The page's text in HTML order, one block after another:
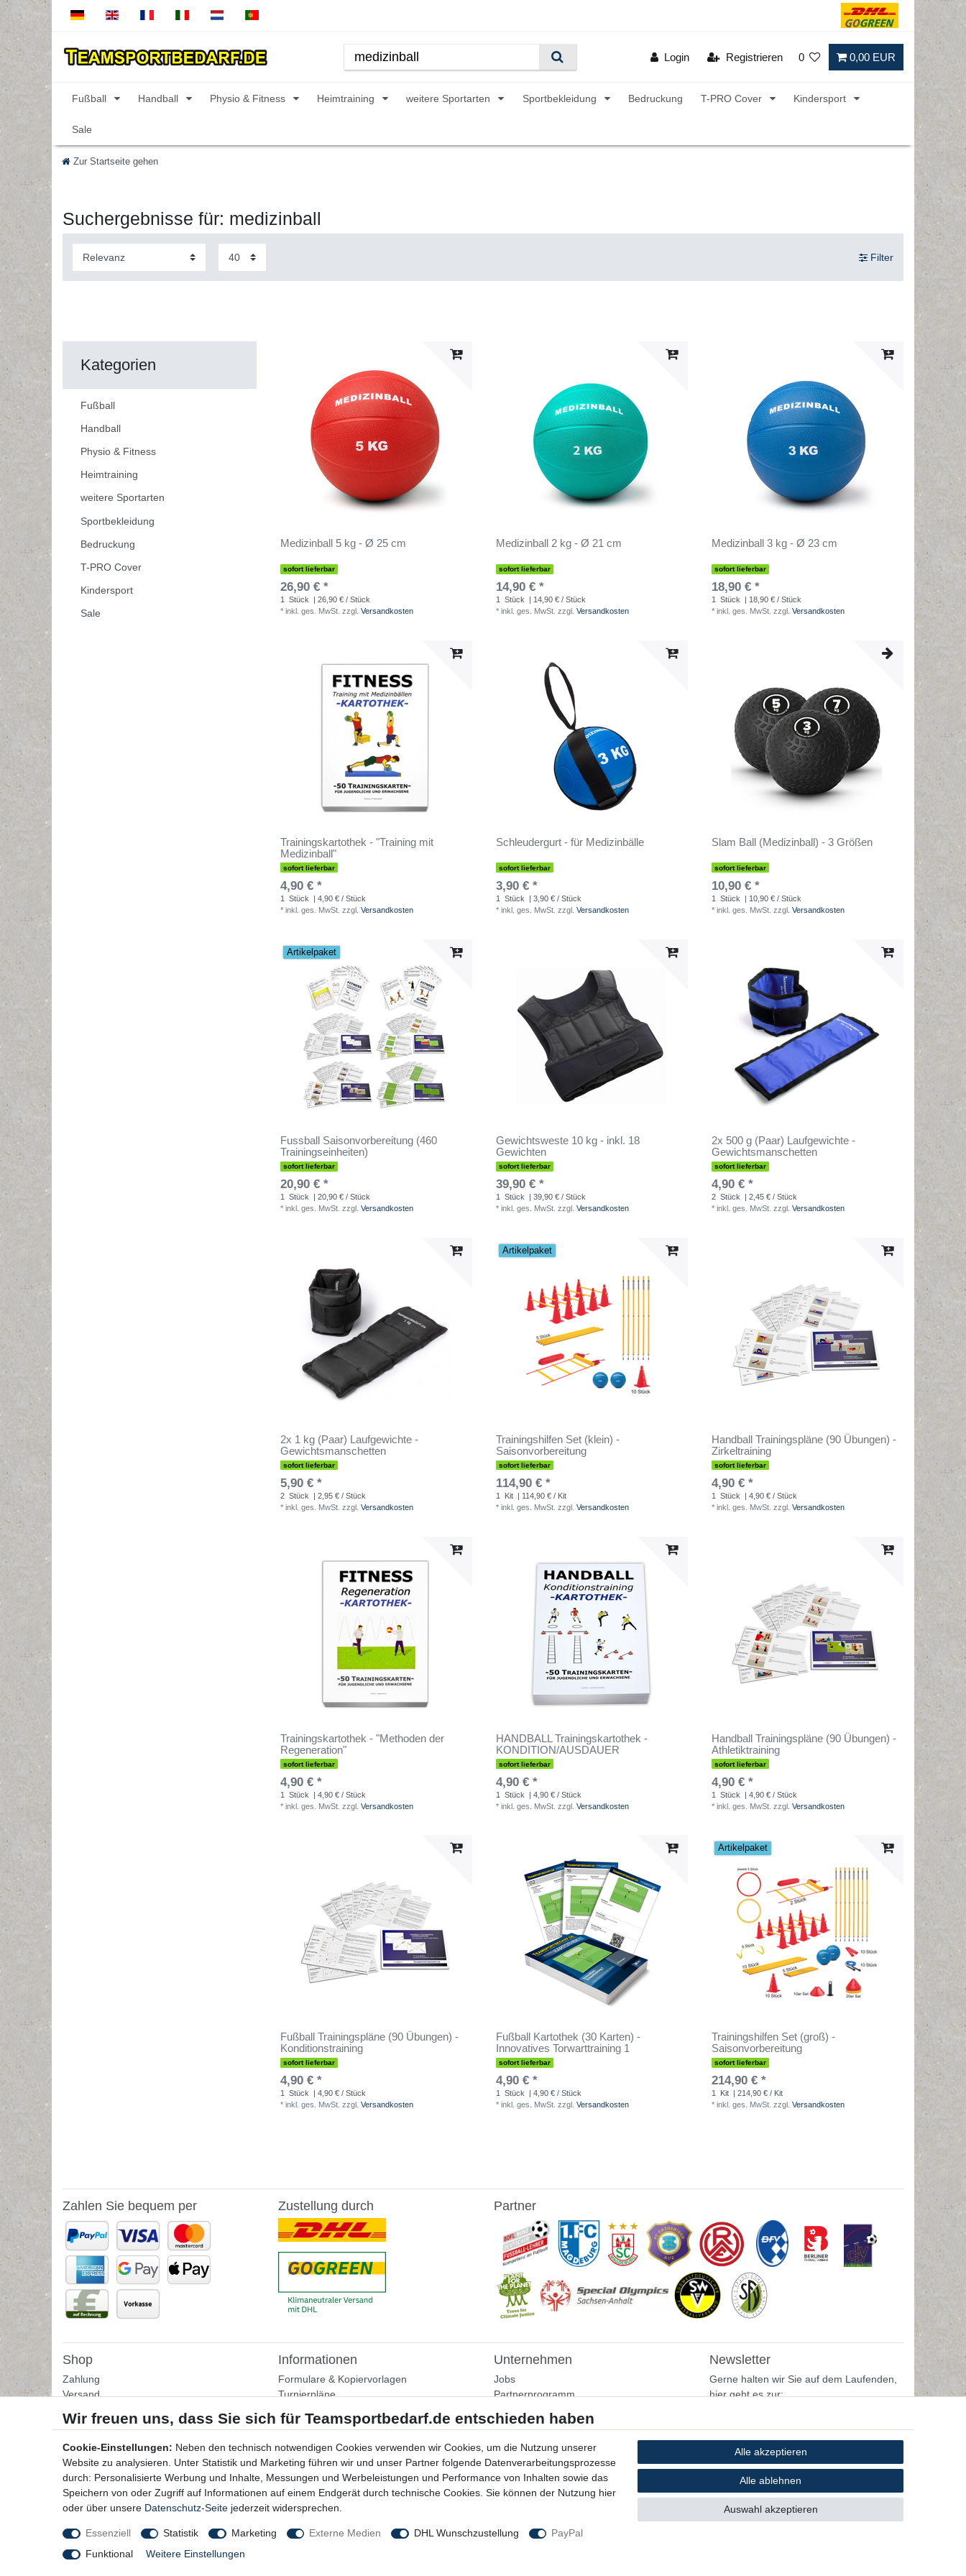
Login Registrieren 0 0,00 EUR
Fußball Handball Physio & Fitness Heimtraining weitere Sportarten Sportbekleidung Bedruckung T-PRO Cover Kindersport
Sale
Zur Startseite gehen
Suchergebnisse für: medizinball
Filter
Kategorien
Fußball
Handball
Physio & Fitness
Heimtraining
weitere Sportarten
Sportbekleidung
Bedruckung
T-PRO Cover
Kindersport
Sale
Medizinball 5 kg - Ø 25 cm
sofort lieferbar
26,90 € *
1 Stück
| 26,90 € / Stück
* inkl. ges. MwSt. zzgl. Versandkosten
Medizinball 2 kg - Ø 21 cm
sofort lieferbar
14,90 € *
1 Stück
| 14,90 € / Stück
* inkl. ges. MwSt. zzgl. Versandkosten
Medizinball 3 kg - Ø 23 cm
sofort lieferbar
18,90 € *
1 Stück
| 18,90 € / Stück
* inkl. ges. MwSt. zzgl. Versandkosten
Trainingskartothek - "Training mit
Medizinball"
sofort lieferbar
4,90 € *
1 Stück
| 4,90 € / Stück
* inkl. ges. MwSt. zzgl. Versandkosten
Schleudergurt - für Medizinbälle
sofort lieferbar
3,90 € *
1 Stück
| 3,90 € / Stück
* inkl. ges. MwSt. zzgl. Versandkosten
Slam Ball (Medizinball) - 3 Größen
sofort lieferbar
10,90 € *
1 Stück
| 10,90 € / Stück
* inkl. ges. MwSt. zzgl. Versandkosten
Artikelpaket
Fussball Saisonvorbereitung (460
Trainingseinheiten)
sofort lieferbar
20,90 € *
1 Stück
| 20,90 € / Stück
* inkl. ges. MwSt. zzgl. Versandkosten
Gewichtsweste 10 kg - inkl. 18
Gewichten
sofort lieferbar
39,90 € *
1 Stück
| 39,90 € / Stück
* inkl. ges. MwSt. zzgl. Versandkosten
2x 500 g (Paar) Laufgewichte -
Gewichtsmanschetten
sofort lieferbar
4,90 € *
2 Stück
| 2,45 € / Stück
* inkl. ges. MwSt. zzgl. Versandkosten
2x 1 kg (Paar) Laufgewichte -
Gewichtsmanschetten
sofort lieferbar
5,90 € *
2 Stück
| 2,95 € / Stück
* inkl. ges. MwSt. zzgl. Versandkosten
Artikelpaket
Trainingshilfen Set (klein) -
Saisonvorbereitung
sofort lieferbar
114,90 € *
1 Kit
| 114,90 € / Kit
* inkl. ges. MwSt. zzgl. Versandkosten
Handball Trainingspläne (90 Übungen) -
Zirkeltraining
sofort lieferbar
4,90 € *
1 Stück
| 4,90 € / Stück
* inkl. ges. MwSt. zzgl. Versandkosten
Trainingskartothek - "Methoden der
Regeneration"
sofort lieferbar
4,90 € *
1 Stück
| 4,90 € / Stück
* inkl. ges. MwSt. zzgl. Versandkosten
HANDBALL Trainingskartothek -
KONDITION/AUSDAUER
sofort lieferbar
4,90 € *
1 Stück
| 4,90 € / Stück
* inkl. ges. MwSt. zzgl. Versandkosten
Handball Trainingspläne (90 Übungen) -
Athletiktraining
sofort lieferbar
4,90 € *
1 Stück
| 4,90 € / Stück
* inkl. ges. MwSt. zzgl. Versandkosten
Fußball Trainingspläne (90 Übungen) -
Konditionstraining
sofort lieferbar
4,90 € *
1 Stück
| 4,90 € / Stück
* inkl. ges. MwSt. zzgl. Versandkosten
Fußball Kartothek (30 Karten) -
Innovatives Torwarttraining 1
sofort lieferbar
4,90 € *
1 Stück
| 4,90 € / Stück
* inkl. ges. MwSt. zzgl. Versandkosten
Artikelpaket
Trainingshilfen Set (groß) -
Saisonvorbereitung
sofort lieferbar
214,90 € *
1 Kit
| 214,90 € / Kit
* inkl. ges. MwSt. zzgl. Versandkosten
Zahlen Sie bequem per Zustellung durch Partner
Shop
Zahlung
Versand
Helpcenter
Bestellformular
Kontakt
Informationen
Formulare & Kopiervorlagen
Turnierpläne
Tipps & Informationen
Unternehmen
Jobs
Partnerprogramm
Bestellung widerrufen
Datenschutzerklärung
Impressum
Newsletter
Gerne halten wir Sie auf dem Laufenden,
hier geht es zur:
Cookie-Einstellungen: Neben den technisch notwendigen Cookies verwenden wir Cookies, um die Nutzung unserer
Website zu analysieren. Unter Statistik und Marketing führen wir und unser Partner folgende Datenverarbeitungsprozesse
durch: Personalisierte Werbung und Inhalte, Messungen und Werbeleistungen und Performance von Inhalten sowie das
Speichern von oder Zugriff auf Informationen auf einem Endgerät durch technische Cookies. Sie können der Nutzung hier
oder über unsere Datenschutz-Seite jederzeit widersprechen.
Essenziell Statistik Marketing Externe Medien DHL Wunschzustellung
PayPal
Funktional
Weitere Einstellungen
Alle akzeptieren
Alle ablehnen
Auswahl akzeptieren